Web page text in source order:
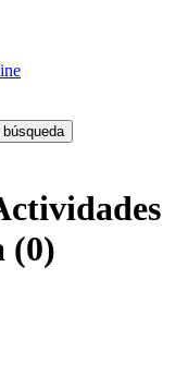
(0)